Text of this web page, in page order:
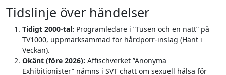
Tidslinje över händelser
Tidigt 2000-tal: Programledare i ”Tusen och en natt” på
TV1000, uppmärksammad för hårdporr-inslag (Hänt i
Veckan).
Okänt (före 2026): Affischverket ”Anonyma
Exhibitionister” nämns i SVT chatt om sexuell hälsa för